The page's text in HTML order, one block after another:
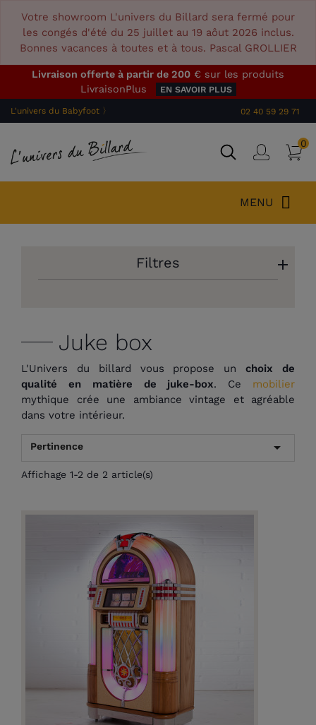
Votre showroom L'univers du Billard sera fermé pour
les congés d'été du 25 juillet au 19 aôut 2026 inclus.
Bonnes vacances à toutes et à tous. Pascal GROLLIER
Livraison offerte à partir de 200 € sur les produits
LivraisonPlus
EN SAVOIR PLUS
L'univers du Babyfoot 〉 02 40 59 29 71
0
MENU
Filtres
Juke box
L'Univers du billard vous propose unchoix de
qualité en matière de juke-box. Ce mobilier
mythique crée une ambiance vintage et agréable
dans votre intérieur.
Pertinence 
Affichage 1-2 de 2 article(s)